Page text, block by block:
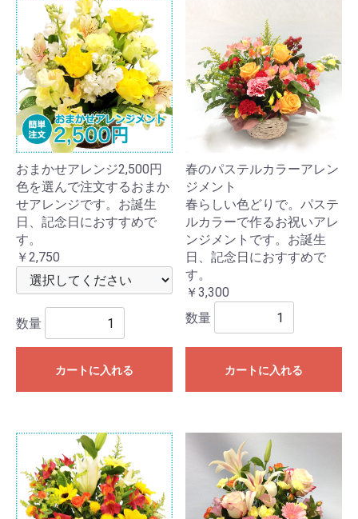
おまかせアレンジ2,500円
色を選んで注文するおまか
せアレンジです。お誕生
日、記念日におすすめで
す。
￥2,750
数量
カートに入れる
春のパステルカラーアレン
ジメント
春らしい色どりで。パステ
ルカラーで作るお祝いアレ
ンジメントです。お誕生
日、記念日におすすめで
す。
￥3,300
数量
カートに入れる